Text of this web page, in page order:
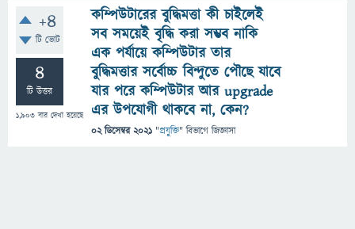
+4
টি ভোট
4
টি উত্তর
1,903 বার দেখা হয়েছে
কম্পিউটারের বুদ্ধিমত্তা কী চাইলেই
সব সময়েই বৃদ্ধি করা সম্ভব নাকি
এক পর্যায়ে কম্পিউটার তার
বুদ্ধিমত্তার সর্বোচ্চ বিন্দুতে পৌছে যাবে
যার পরে কম্পিউটার আর upgrade
এর উপযোগী থাকবে না, কেন?
02 ডিসেম্বর 2021 "প্রযুক্তি" বিভাগে জিজ্ঞাসা